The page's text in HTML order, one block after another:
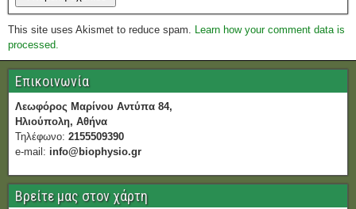
This site uses Akismet to reduce spam. Learn how your comment data is
processed.
Επικοινωνία
Λεωφόρος Μαρίνου Αντύπα 84,
Ηλιούπολη, Αθήνα
Τηλέφωνο: 2155509390
e-mail: info@biophysio.gr
Βρείτε μας στον χάρτη